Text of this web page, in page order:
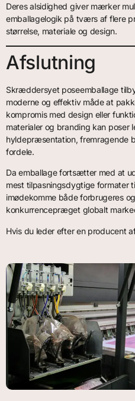
Deres alsidighed giver mærker
emballagelogik på tværs af flere
størrelse, materiale og design.
Afslutning
Skræddersyet poseemballage
moderne og effektiv måde at
kompromis med design eller
materialer og branding kan poser
hyldepræsentation, fremragende
fordele.
Da emballage fortsætter med at
mest tilpasningsdygtige formater
imødekomme både forbrugeres
konkurrencepræget globalt
Hvis du leder efter en producent